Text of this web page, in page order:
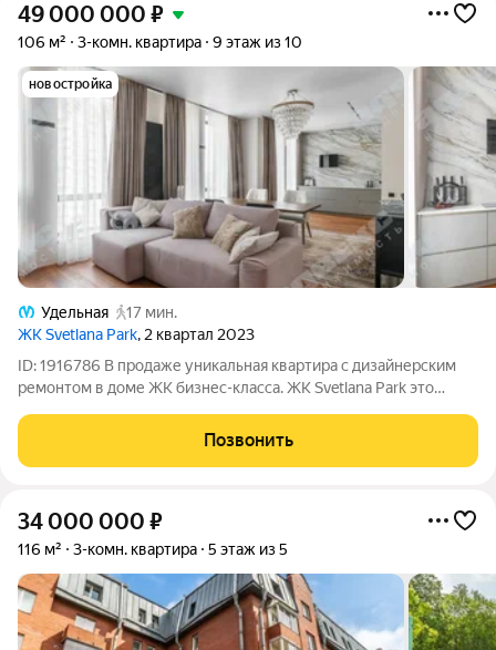
49 000 000 ₽
106 м² 3-комн. квартира 9 этаж из 10
новостройка
Удельная
17 мин.
ЖК Svetlana Park, 2 квартал 2023
ID: 1916786 В продаже уникальная квартира с дизайнерским
ремонтом в доме ЖК бизнес-класса. ЖК Svetlana Park это
новейшие технологии строительства. О КВАРТИРЕ: Ремонт
выполнен из качественных
Позвонить
34 000 000 ₽
116 м² 3-комн. квартира 5 этаж из 5